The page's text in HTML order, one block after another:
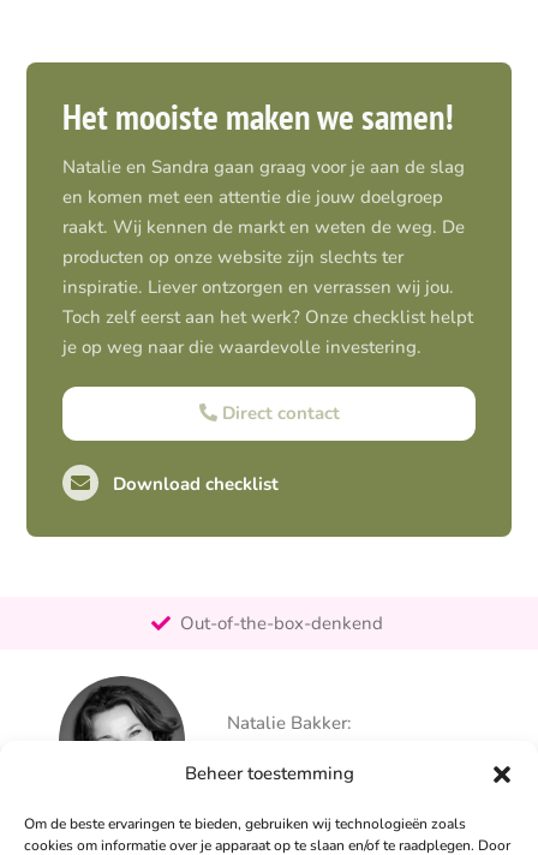
Beheer toestemming
Om de beste ervaringen te bieden, gebruiken wij technologieën zoals
cookies om informatie over je apparaat op te slaan en/of te raadplegen. Door
Het mooiste maken we samen!
Natalie en Sandra gaan graag voor je aan de slag
en komen met een attentie die jouw doelgroep
raakt. Wij kennen de markt en weten de weg. De
producten op onze website zijn slechts ter
inspiratie. Liever ontzorgen en verrassen wij jou.
Toch zelf eerst aan het werk? Onze checklist helpt
je op weg naar die waardevolle investering.
Direct contact
Download checklist
Out-of-the-box-denkend
Persoonlijk
Natalie Bakker:
info@alertpromotie.nl